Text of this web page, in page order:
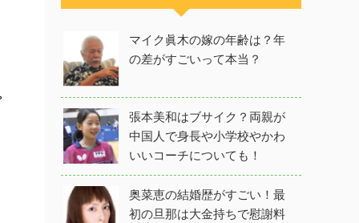
マイク眞木の嫁の年齢は？年
の差がすごいって本当？
張本美和はブサイク？両親が
中国人で身長や小学校やかわ
いいコーチについても！
奥菜恵の結婚歴がすごい！最
初の旦那は大金持ちで慰謝料